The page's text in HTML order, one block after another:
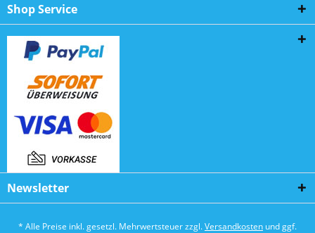
Shop Service
Newsletter
* Alle Preise inkl. gesetzl. Mehrwertsteuer zzgl.Versandkosten und ggf.